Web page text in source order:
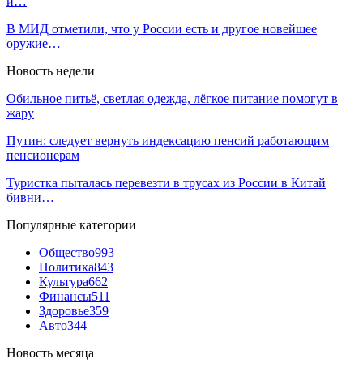
В МИД отметили, что у России есть и другое новейшее
оружие…
Новость недели
Обильное питьё, светлая одежда, лёгкое питание помогут в
жару
Путин: следует вернуть индексацию пенсий работающим
пенсионерам
Туристка пыталась перевезти в трусах из России в Китай
бивни…
Популярные категории
Общество993
Политика843
Культура662
Финансы511
Здоровье359
Авто344
Новость месяца